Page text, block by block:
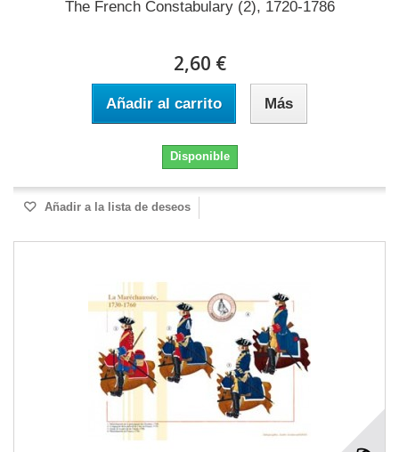
The French Constabulary (2), 1720-1786
2,60 €
Añadir al carrito Más
Disponible
Añadir a la lista de deseos